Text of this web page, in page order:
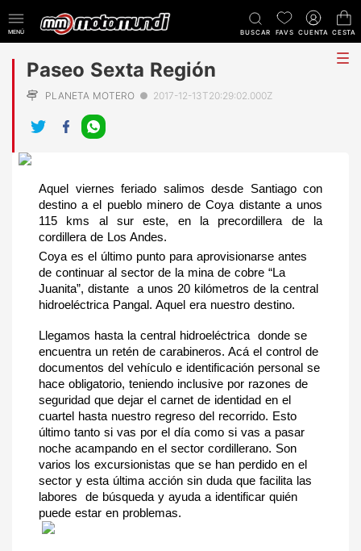
MENÚ BUSCAR FAVS CUENTA CESTA
Paseo Sexta Región
PLANETA MOTERO ● 2017-12-13T20:29:02.000Z
Aquel viernes feriado salimos desde Santiago con
destino a el pueblo minero de Coya distante a unos
115 kms al sur este, en la precordillera de la
cordillera de Los Andes.
Coya es el último punto para aprovisionarse antes
de continuar al sector de la mina de cobre “La
Juanita”, distante  a unos 20 kilómetros de la central
hidroeléctrica Pangal. Aquel era nuestro destino.
Llegamos hasta la central hidroeléctrica  donde se
encuentra un retén de carabineros. Acá el control de
documentos del vehículo e identificación personal se
hace obligatorio, teniendo inclusive por razones de
seguridad que dejar el carnet de identidad en el
cuartel hasta nuestro regreso del recorrido. Esto
último tanto si vas por el día como si vas a pasar
noche acampando en el sector cordillerano. Son
varios los excursionistas que se han perdido en el
sector y esta última acción sin duda que facilita las
labores  de búsqueda y ayuda a identificar quién
puede estar en problemas.